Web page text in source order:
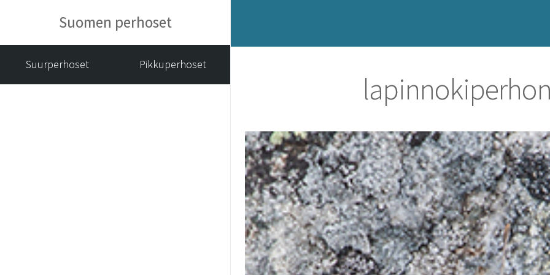
Suomen perhoset
Suurperhoset Pikkuperhoset